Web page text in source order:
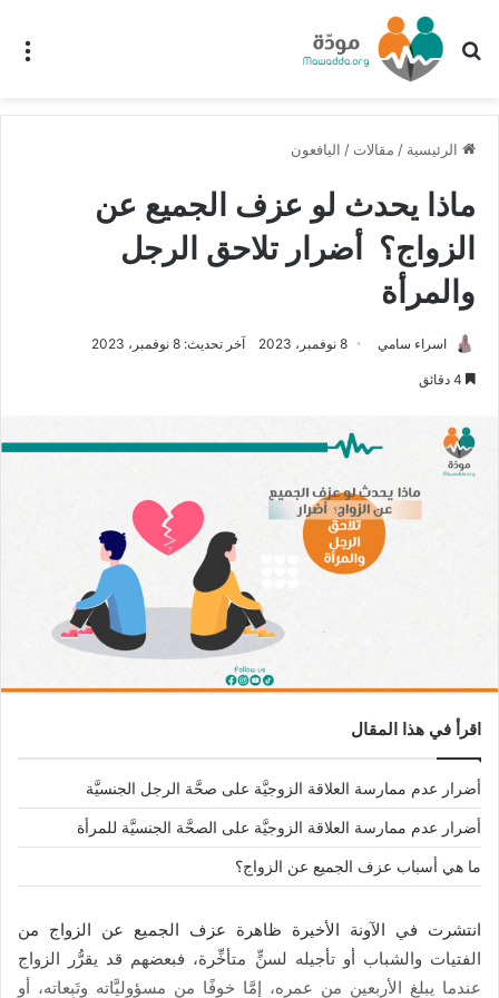
بحث عن
الرئيسية / مقالات / اليافعون
ماذا يحدث لو عزف الجميع عن
الزواج؟ أضرار تلاحق الرجل
والمرأة
اسراء سامي 8 نوفمبر، 2023 آخر تحديث: 8 نوفمبر، 2023
اقرأ في هذا المقال
أضرار عدم ممارسة العلاقة الزوجيَّة على صحَّة الرجل الجنسيَّة
أضرار عدم ممارسة العلاقة الزوجيَّة على الصحَّة الجنسيَّة للمرأة
ما هي أسباب عزف الجميع عن الزواج؟
انتشرت في الآونة الأخيرة ظاهرة عزف الجميع عن الزواج من
الفتيات والشباب أو تأجيله لسنٍّ متأخِّرة، فبعضهم قد يقرُّر الزواج
عندما يبلغ الأربعين من عمره، إمَّا خوفًا من مسؤوليَّاته وتَبِعاته، أو